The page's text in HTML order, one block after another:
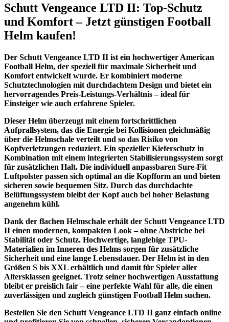
Schutt Vengeance LTD II: Top-Schutz
und Komfort – Jetzt günstigen Football
Helm kaufen!
Der Schutt Vengeance LTD II ist ein hochwertiger American
Football Helm, der speziell für maximale Sicherheit und
Komfort entwickelt wurde. Er kombiniert moderne
Schutztechnologien mit durchdachtem Design und bietet ein
hervorragendes Preis-Leistungs-Verhältnis – ideal für
Einsteiger wie auch erfahrene Spieler.
Dieser Helm überzeugt mit einem fortschrittlichen
Aufprallsystem, das die Energie bei Kollisionen gleichmäßig
über die Helmschale verteilt und so das Risiko von
Kopfverletzungen reduziert. Ein spezieller Kieferschutz in
Kombination mit einem integrierten Stabilisierungssystem sorgt
für zusätzlichen Halt. Die individuell anpassbaren Sure-Fit
Luftpolster passen sich optimal an die Kopfform an und bieten
sicheren sowie bequemen Sitz. Durch das durchdachte
Belüftungssystem bleibt der Kopf auch bei hoher Belastung
angenehm kühl.
Dank der flachen Helmschale erhält der Schutt Vengeance LTD
II einen modernen, kompakten Look – ohne Abstriche bei
Stabilität oder Schutz. Hochwertige, langlebige TPU-
Materialien im Inneren des Helms sorgen für zusätzliche
Sicherheit und eine lange Lebensdauer. Der Helm ist in den
Größen S bis XXL erhältlich und damit für Spieler aller
Altersklassen geeignet. Trotz seiner hochwertigen Ausstattung
bleibt er preislich fair – eine perfekte Wahl für alle, die einen
zuverlässigen und zugleich günstigen Football Helm suchen.
Bestellen Sie den Schutt Vengeance LTD II ganz einfach online